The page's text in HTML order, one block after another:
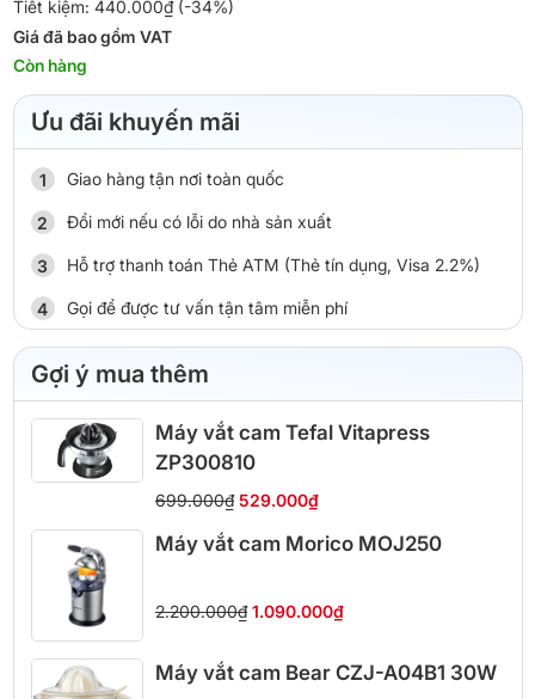
Tiết kiệm: 440.000₫ (-34%)
Giá đã bao gồm VAT
Còn hàng
Ưu đãi khuyến mãi
Giao hàng tận nơi toàn quốc
Đổi mới nếu có lỗi do nhà sản xuất
Hỗ trợ thanh toán Thẻ ATM (Thẻ tín dụng, Visa 2.2%)
Gọi để được tư vấn tận tâm miễn phí
Gợi ý mua thêm
Máy vắt cam Tefal Vitapress
ZP300810
699.000₫ 529.000₫
Máy vắt cam Morico MOJ250
2.200.000₫ 1.090.000₫
Máy vắt cam Bear CZJ-A04B1 30W